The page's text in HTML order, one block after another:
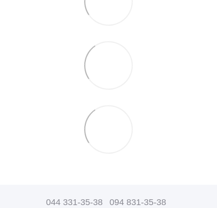
044 331-35-38 094 831-35-38